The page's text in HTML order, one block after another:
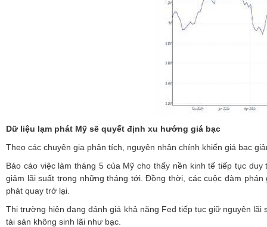
Dữ liệu lạm phát Mỹ sẽ quyết định xu hướng giá bạc
Theo các chuyên gia phân tích, nguyên nhân chính khiến giá bạc
Báo cáo việc làm tháng 5 của Mỹ cho thấy nền kinh tế tiếp tục
giảm lãi suất trong những tháng tới. Đồng thời, các cuộc đàm
phát quay trở lại.
Thị trường hiện đang đánh giá khả năng Fed tiếp tục giữ nguyên
tài sản không sinh lãi như bạc.